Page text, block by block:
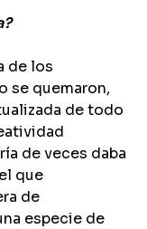
de los
se quemaron,
de todo
de veces daba
que
de
especie de